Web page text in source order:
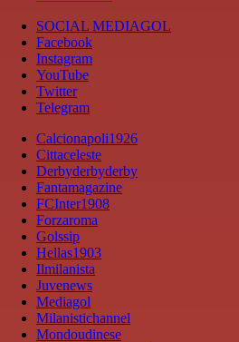
SOCIAL MEDIAGOL
Facebook
Instagram
YouTube
Twitter
Telegram
Calcionapoli1926
Cittaceleste
Derbyderbyderby
Fantamagazine
FCInter1908
Forzaroma
Golssip
Hellas1903
Ilmilanista
Juvenews
Mediagol
Milanistichannel
Mondoudinese